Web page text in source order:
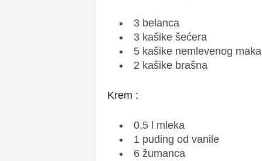
3 belanca
3 kašike šećera
5 kašike nemlevenog maka
2 kašike brašna
Krem :
0,5 l mleka
1 puding od vanile
6 žumanca